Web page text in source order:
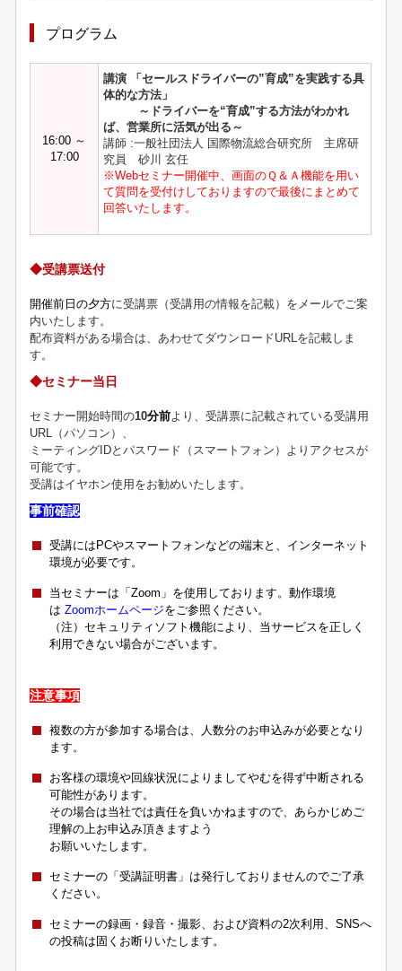
プログラム
16:00 ～
17:00
講演 「セールスドライバーの”育成”を実践する具
体的な方法 」
～ドライバーを“育成”する方法がわかれ
ば、営業所に活気が出る～
講師 :一般社団法人 国際物流総合研究所 主席研
究員 砂川 玄任
※Webセミナー開催中、画面のＱ＆Ａ機能を用い
て質問を受付けしておりますので最後にまとめて
回答いたします。
◆受講票送付
開催前日の夕方に受講票（受講用の情報を記載）をメールでご案
内いたします。
配布資料がある場合は、あわせてダウンロードURLを記載しま
す。
◆セミナー当日
セミナー開始時間の10分前より、受講票に記載されている受講用
URL（パソコン）、
ミーティングIDとパスワード（スマートフォン）よりアクセスが
可能です。
受講はイヤホン使用をお勧めいたします。
事前確認
受講にはPCやスマートフォンなどの端末と、インターネット
環境が必要です。
当セミナーは「Zoom」を使用しております。動作環境
はZoomホームページをご参照ください。
（注）セキュリティソフト機能により、当サービスを正しく
利用できない場合がございます。
注意事項
複数の方が参加する場合は、人数分のお申込みが必要となり
ます。
お客様の環境や回線状況によりましてやむを得ず中断される
可能性があります。
その場合は当社では責任を負いかねますので、あらかじめご
理解の上お申込み頂きますよう
お願いいたします。
セミナーの「受講証明書」は発行しておりませんのでご了承
ください。
セミナーの録画・録音・撮影、および資料の2次利用、SNSへ
の投稿は固くお断りいたします。